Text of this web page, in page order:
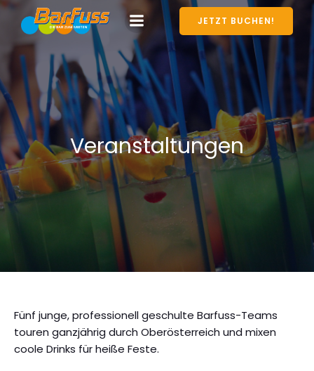
JETZT BUCHEN!
Veranstaltungen
Fünf junge, professionell geschulte Barfuss-Teams
touren ganzjährig durch Oberösterreich und mixen
coole Drinks für heiße Feste.